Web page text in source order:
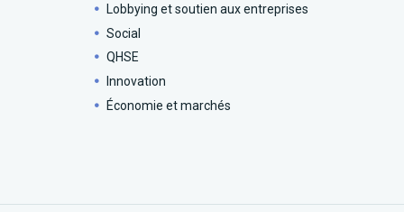
Lobbying et soutien aux entreprises
Social
QHSE
Innovation
Économie et marchés